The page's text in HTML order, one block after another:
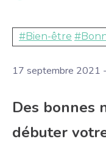
#Bien-être
17 septembre 2021 -
Des bonnes
débuter